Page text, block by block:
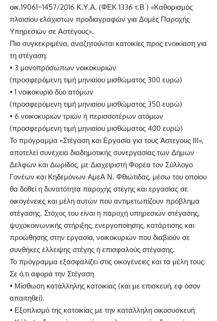
οικ.19061−1457/2016 Κ.Υ.Α. (ΦΕΚ 1336 τ.Β ́) «Καθορισμός
πλαισίου ελάχιστων προδιαγραφών για Δομές Παροχής
Υπηρεσιών σε Αστέγους».
Πιο συγκεκριμένα, αναζητούνται κατοικίες προς ενοικίαση για
τη στέγαση:
• 3 μονοπρόσωπων νοικοκυριών
(προσφερόμενη τιμή μηνιαίου μισθώματος 300 ευρώ)
• 1 νοικοκυριό δύο ατόμων
(προσφερόμενη τιμή μηνιαίου μισθώματος 350 ευρώ)
• 6 νοικοκυριών τριών ή περισσοτέρων ατόμων
(προσφερόμενη τιμή μηνιαίου μισθώματος 400 ευρώ)
Το πρόγραμμα «Στέγαση και Εργασία για τους Άστεγους ΙΙΙ»,
αποτελεί συνέχεια διαδημοτικής συνεργασίας των Δήμων
Δελφών και Δωρίδος, με Διαχειριστή Φορέα τον Σύλλογο
Γονέων και Κηδεμόνων ΑμεΑ Ν. Φθιώτιδας, μέσω του οποίου
θα δοθεί η δυνατότητα παροχής στέγης και εργασίας σε
οικογένειες και μέλη αυτών που αντιμετωπίζουν πρόβλημα
στέγασης. Στόχος του είναι η παροχή υπηρεσιών στέγασης,
ψυχοκοινωνικής στήριξης, ενεργοποίησης, κατάρτισης και
προώθησης στην εργασία, νοικοκυριών που διαβιούν σε
συνθήκες έλλειψης στέγης ή επισφαλούς στέγασης.
Το πρόγραμμα εξασφαλίζει στις οικογένειες και τα μέλη τους:
Σε ό,τι αφορά την Στέγαση
• Μίσθωση κατάλληλης κατοικίας (και με επισκευή, εφ όσον
απαιτηθεί).
• Εξοπλισμό της κατοικίας με την κατάλληλη οικοσυσκευή